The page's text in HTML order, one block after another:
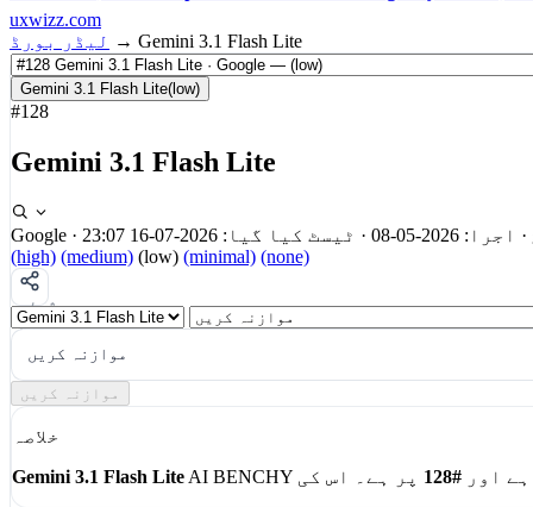
uxwizz.com
لیڈر بورڈ → Gemini 3.1 Flash Lite
Gemini 3.1 Flash Lite(low)
#128
Gemini 3.1 Flash Lite
Google · اجرا: 2026-05-08 · ٹیسٹ کیا گیا: 2026-07-16 23:07 ·
(high) (medium) (low) (minimal) (none)
شیئر
کریں
موازنہ کریں
موازنہ کریں
خلاصہ
Gemini 3.1 Flash Lite
اور #128